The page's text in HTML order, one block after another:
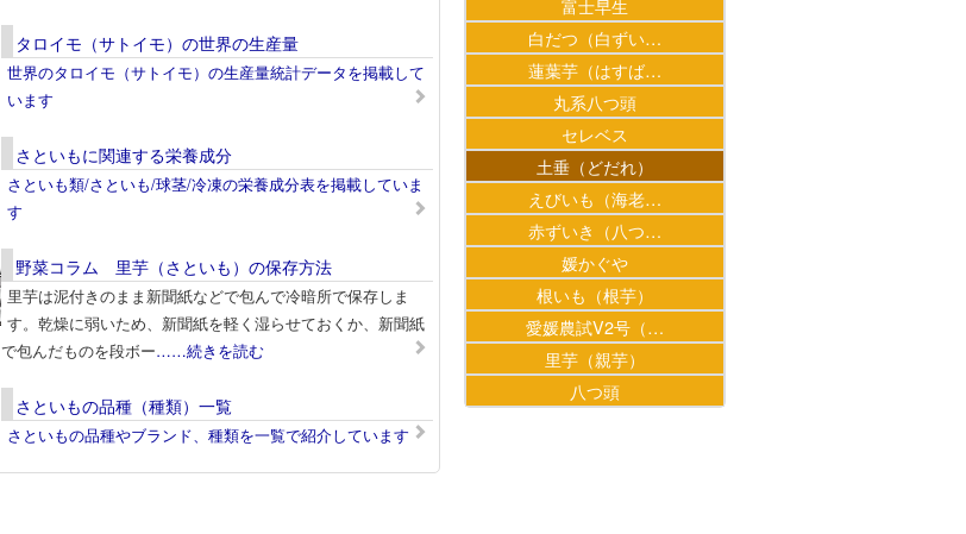
タロイモ（サトイモ）の世界の生産量
世界のタロイモ（サトイモ）の生産量統計データを掲載して
います
さといもに関連する栄養成分
さといも類/さといも/球茎/冷凍の栄養成分表を掲載していま
す
野菜コラム 里芋（さといも）の保存方法
里芋は泥付きのまま新聞紙などで包んで冷暗所で保存しま
す。乾燥に弱いため、新聞紙を軽く湿らせておくか、新聞紙
で包んだものを段ボー……続きを読む
さといもの品種（種類）一覧
さといもの品種やブランド、種類を一覧で紹介しています
富士早生
白だつ（白ずい…
蓮葉芋（はすば…
丸系八つ頭
セレベス
土垂（どだれ）
えびいも（海老…
赤ずいき（八つ…
媛かぐや
根いも（根芋）
愛媛農試V2号（…
里芋（親芋）
八つ頭